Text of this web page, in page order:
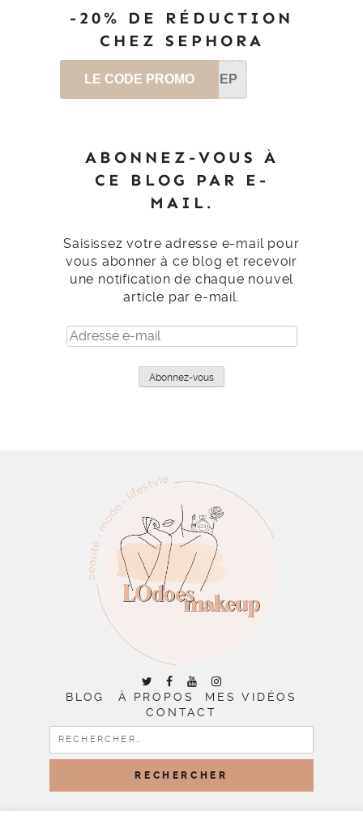
-20% DE RÉDUCTION
CHEZ SEPHORA
LE CODE PROMO SEP
ABONNEZ-VOUS À
CE BLOG PAR E-
MAIL.
Saisissez votre adresse e-mail pour
vous abonner à ce blog et recevoir
une notification de chaque nouvel
article par e-mail.
Adresse
e-
Abonnez-vous
BLOG À PROPOS
MES VIDÉOS
CONTACT
RECHERCHER :